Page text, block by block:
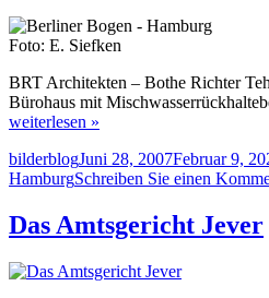
Foto: E. Siefken
BRT Architekten – Bothe Richter
Bürohaus mit
weiterlesen »
Autor
bilderblogVeröffentlicht
am
Juni 28, 2007Februar 9,
HamburgSchreiben Sie einen
Das Amtsgericht Jever